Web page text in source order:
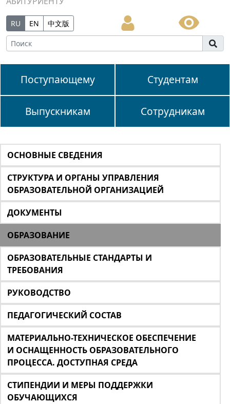
RU EN 中文版
Поступающему Студентам
Выпускникам Сотрудникам
ОСНОВНЫЕ СВЕДЕНИЯ
СТРУКТУРА И ОРГАНЫ УПРАВЛЕНИЯ
ОБРАЗОВАТЕЛЬНОЙ ОРГАНИЗАЦИЕЙ
ДОКУМЕНТЫ
ОБРАЗОВАНИЕ
ОБРАЗОВАТЕЛЬНЫЕ СТАНДАРТЫ И
ТРЕБОВАНИЯ
РУКОВОДСТВО
ПЕДАГОГИЧЕСКИЙ СОСТАВ
МАТЕРИАЛЬНО-ТЕХНИЧЕСКОЕ ОБЕСПЕЧЕНИЕ
И ОСНАЩЕННОСТЬ ОБРАЗОВАТЕЛЬНОГО
ПРОЦЕССА. ДОСТУПНАЯ СРЕДА
СТИПЕНДИИ И МЕРЫ ПОДДЕРЖКИ
ОБУЧАЮЩИХСЯ